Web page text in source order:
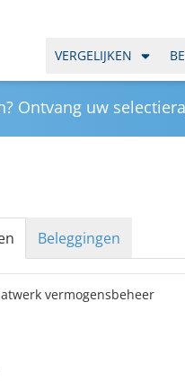
VERGELIJKEN
Ontvang uw
Beleggingen
vermogensbeheer